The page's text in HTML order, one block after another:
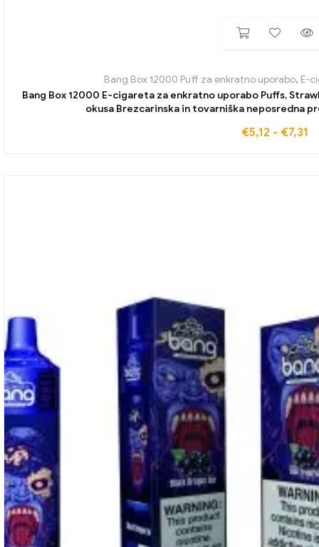
Bang Box 12000 Puff za enkratno uporabo, E-
Bang Box 12000 E-cigareta za enkratno uporabo Puffs,
okusa Brezcarinska in tovarniška neposredna
€5,12 - €7,31